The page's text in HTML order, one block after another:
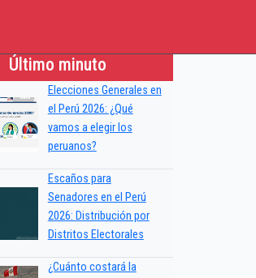
Último minuto
Elecciones Generales en
el Perú 2026: ¿Qué
vamos a elegir los
peruanos?
Escaños para
Senadores en el Perú
2026: Distribución por
Distritos Electorales
¿Cuánto costará la